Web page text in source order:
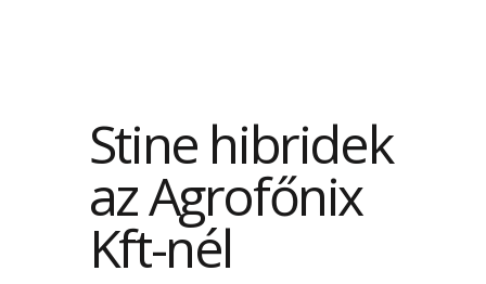
Stine hibridek
az Agrofőnix
Kft-nél